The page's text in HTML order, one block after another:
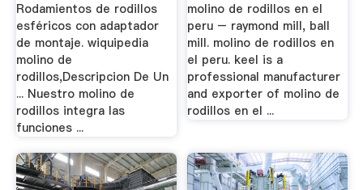
Rodamientos de rodillos
esféricos con adaptador
de montaje. wiquipedia
molino de
rodillos,Descripcion De Un
... Nuestro molino de
rodillos integra las
funciones ...
molino de rodillos en el
peru – raymond mill, ball
mill. molino de rodillos en
el peru. keel is a
professional manufacturer
and exporter of molino de
rodillos en el ...